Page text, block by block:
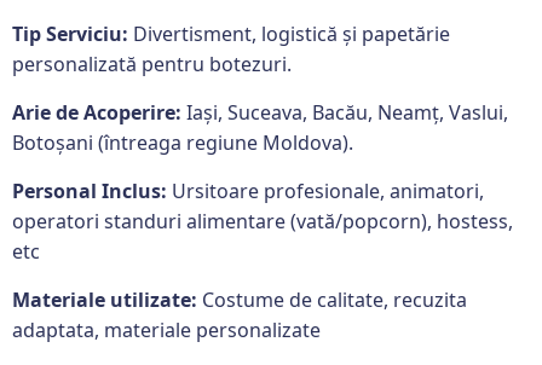
Tip Serviciu: Divertisment, logistică și papetărie
personalizată pentru botezuri.
Arie de Acoperire: Iași, Suceava, Bacău, Neamț, Vaslui,
Botoșani (întreaga regiune Moldova).
Personal Inclus: Ursitoare profesionale, animatori,
operatori standuri alimentare (vată/popcorn), hostess,
etc
Materiale utilizate: Costume de calitate, recuzita
adaptata, materiale personalizate